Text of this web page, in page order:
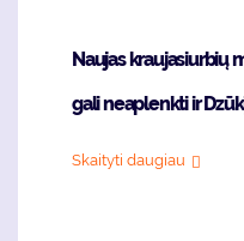
Naujas kraujasiurbių
gali neaplenkti ir
Skaityti daugiau